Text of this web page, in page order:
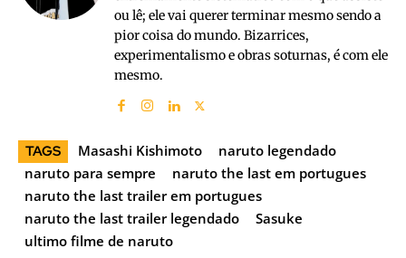
ou lê; ele vai querer terminar mesmo sendo a
pior coisa do mundo. Bizarrices,
experimentalismo e obras soturnas, é com ele
mesmo.
TAGS Masashi Kishimoto
naruto legendado
naruto para sempre
naruto the last em portugues
naruto the last trailer em portugues
naruto the last trailer legendado
Sasuke
ultimo filme de naruto